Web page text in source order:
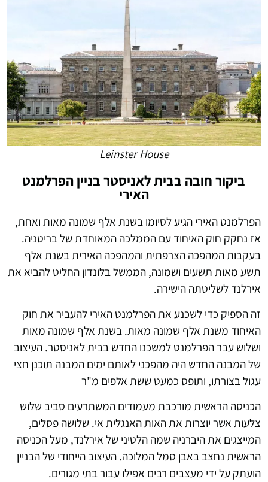
Leinster House
ביקור חובה בבית לאניסטר בניין הפרלמנט
האירי
הפרלמנט האירי הגיע לסיומו בשנת אלף שמונה מאות ואחת,
אז נחקק חוק האיחוד עם הממלכה המאוחדת של בריטניה.
בעקבות המהפכה הצרפתית והמהפכה האירית בשנת אלף
תשע מאות תשעים ושמונה, הממשל בלונדון החליט להביא את
אירלנד לשליטתה הישירה.
זה הספיק כדי לשכנע את הפרלמנט האירי להעביר את חוק
האיחוד משנת אלף שמונה מאות. בשנת אלף שמונה מאות
ושלוש עבר הפרלמנט למשכנו החדש בבית לאניסטר. העיצוב
של המבנה החדש היה מהפכני לאותם ימים המבנה תוכנן חצי
עגול בצורתו, ותופס כמעט ששת אלפים מ"ר
הכניסה הראשית מורכבת מעמודים המשתרעים סביב שלוש
צלעות אשר יוצרות את האות האנגלית אי. שלושה פסלים,
המייצגים את היברניה שמה הלטיני של אירלנד, מעל הכניסה
הראשית נחצב באבן סמל המלוכה. העיצוב הייחודי של הבניין
הועתק על ידי מעצבים רבים אפילו עבור בתי מגורים.